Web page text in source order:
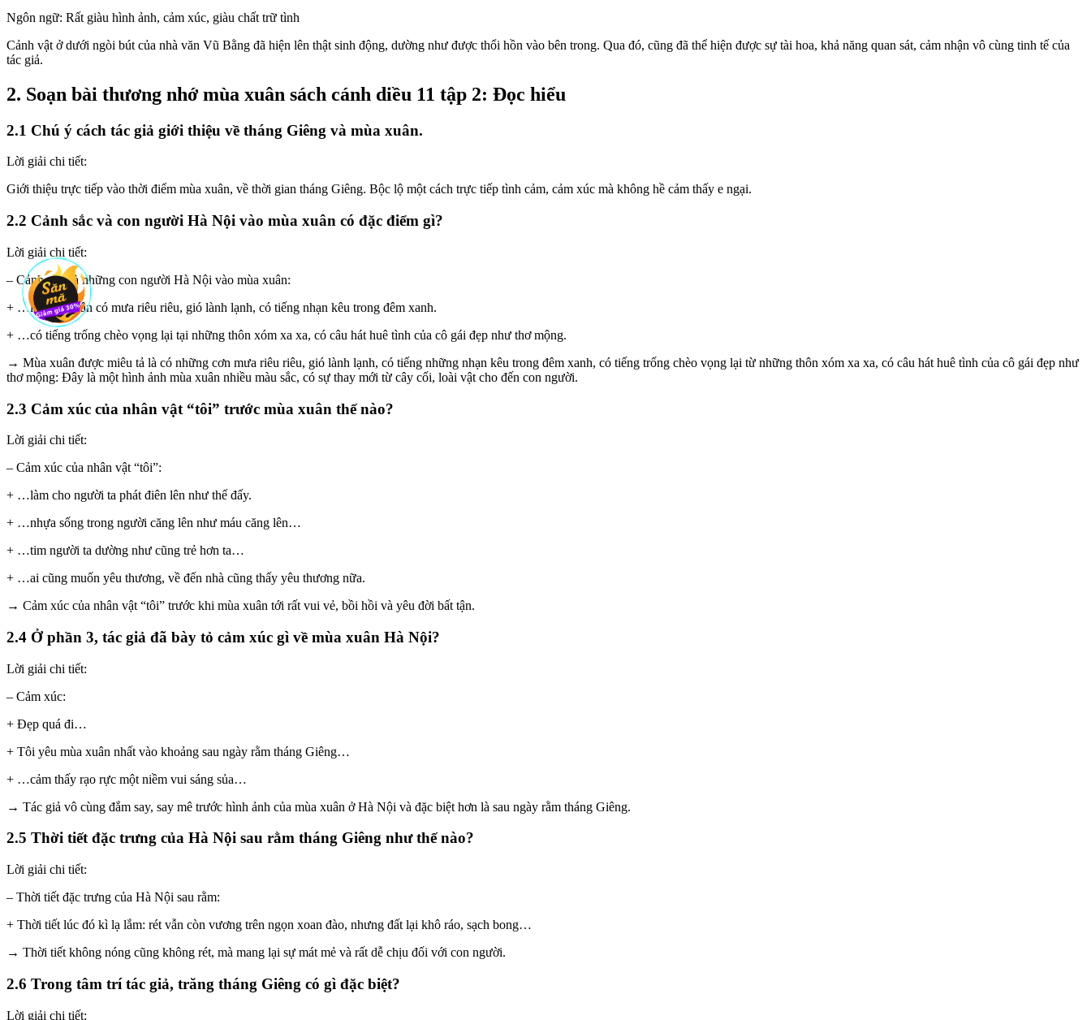
Ngôn ngữ: Rất giàu hình ảnh, cảm xúc, giàu chất trữ tình
Cảnh vật ở dưới ngòi bút của nhà văn Vũ Bằng đã hiện lên thật sinh động, dường như được thổi hồn vào bên trong. Qua đó, cũng đã thể hiện được sự tài hoa, khả năng quan sát, cảm nhận vô cùng tinh tế của
tác giả.
2. Soạn bài thương nhớ mùa xuân sách cánh diều 11 tập 2: Đọc hiểu
2.1 Chú ý cách tác giả giới thiệu về tháng Giêng và mùa xuân.
Lời giải chi tiết:
Giới thiệu trực tiếp vào thời điểm mùa xuân, về thời gian tháng Giêng. Bộc lộ một cách trực tiếp tình cảm, cảm xúc mà không hề cảm thấy e ngại.
2.2 Cảnh sắc và con người Hà Nội vào mùa xuân có đặc điểm gì?
Lời giải chi tiết:
– Cảnh sắc và những con người Hà Nội vào mùa xuân:
+ …là mùa xuân có mưa riêu riêu, gió lành lạnh, có tiếng nhạn kêu trong đêm xanh.
+ …có tiếng trống chèo vọng lại tại những thôn xóm xa xa, có câu hát huê tình của cô gái đẹp như thơ mộng.
→ Mùa xuân được miêu tả là có những cơn mưa riêu riêu, gió lành lạnh, có tiếng những nhạn kêu trong đêm xanh, có tiếng trống chèo vọng lại từ những thôn xóm xa xa, có câu hát huê tình của cô gái đẹp như
thơ mộng: Đây là một hình ảnh mùa xuân nhiều màu sắc, có sự thay mới từ cây cối, loài vật cho đến con người.
2.3 Cảm xúc của nhân vật “tôi” trước mùa xuân thế nào?
Lời giải chi tiết:
– Cảm xúc của nhân vật “tôi”:
+ …làm cho người ta phát điên lên như thế đấy.
+ …nhựa sống trong người căng lên như máu căng lên…
+ …tim người ta dường như cũng trẻ hơn ta…
+ …ai cũng muốn yêu thương, về đến nhà cũng thấy yêu thương nữa.
→ Cảm xúc của nhân vật “tôi” trước khi mùa xuân tới rất vui vẻ, bồi hồi và yêu đời bất tận.
2.4 Ở phần 3, tác giả đã bày tỏ cảm xúc gì về mùa xuân Hà Nội?
Lời giải chi tiết:
– Cảm xúc:
+ Đẹp quá đi…
+ Tôi yêu mùa xuân nhất vào khoảng sau ngày rằm tháng Giêng…
+ …cảm thấy rạo rực một niềm vui sáng sủa…
→ Tác giả vô cùng đắm say, say mê trước hình ảnh của mùa xuân ở Hà Nội và đặc biệt hơn là sau ngày rằm tháng Giêng.
2.5 Thời tiết đặc trưng của Hà Nội sau rằm tháng Giêng như thế nào?
Lời giải chi tiết:
– Thời tiết đặc trưng của Hà Nội sau rằm:
+ Thời tiết lúc đó kì lạ lắm: rét vẫn còn vương trên ngọn xoan đào, nhưng đất lại khô ráo, sạch bong…
→ Thời tiết không nóng cũng không rét, mà mang lại sự mát mẻ và rất dễ chịu đối với con người.
2.6 Trong tâm trí tác giả, trăng tháng Giêng có gì đặc biệt?
Lời giải chi tiết: